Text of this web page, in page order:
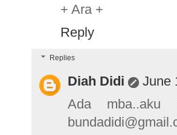
+ Ara +
Reply
Replies
Diah Didi
June
Ada